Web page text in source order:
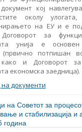
кој
околу
на ЕУ и е
за
унија е основен
(првично потпишан
како и Договорот
економска заедница).
документи
на Советот за
и стабилизација и
година